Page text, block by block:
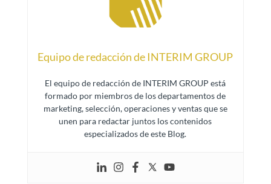
Equipo de redacción de INTERIM GROUP
El equipo de redacción de INTERIM GROUP está
formado por miembros de los departamentos de
marketing, selección, operaciones y ventas que se
unen para redactar juntos los contenidos
especializados de este Blog.